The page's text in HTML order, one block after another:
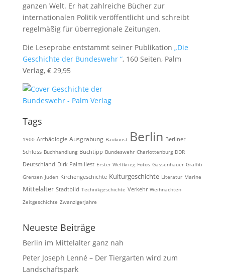
ganzen Welt. Er hat zahlreiche Bücher zur
internationalen Politik veröffentlicht und schreibt
regelmäßig für überregionale Zeitungen.
Die Leseprobe entstammt seiner Publikation „Die
Geschichte der Bundeswehr “, 160 Seiten, Palm
Verlag, € 29,95
Tags
1900 Archäologie Ausgrabung Baukunst Berlin Berliner
Schloss Buchhandlung Buchtipp Bundeswehr Charlottenburg DDR
Deutschland Dirk Palm liest Erster Weltkrieg Fotos Gassenhauer Graffiti
Grenzen Juden Kirchengeschichte Kulturgeschichte Literatur Marine
Mittelalter Stadtbild Technikgeschichte Verkehr Weihnachten
Zeitgeschichte Zwanzigerjahre
Neueste Beiträge
Berlin im Mittelalter ganz nah
Peter Joseph Lenné – Der Tiergarten wird zum
Landschaftspark